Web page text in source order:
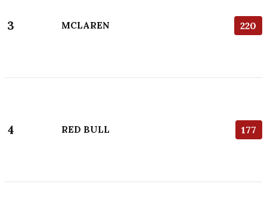
3 MCLAREN 220
4 RED BULL 177